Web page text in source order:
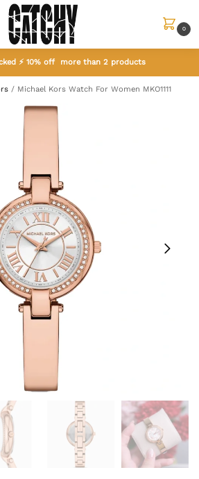
0
⚡ 10% off more than 2 products
/ Michael Kors Watch For Women MKO1111